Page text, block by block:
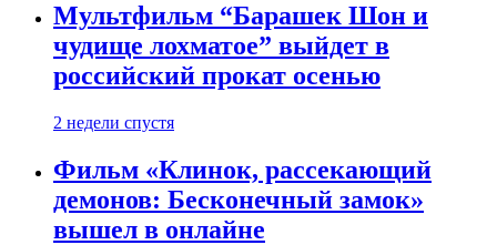
Мультфильм “Барашек Шон и
чудище лохматое” выйдет в
российский прокат осенью
2 недели спустя
Фильм «Клинок, рассекающий
демонов: Бесконечный замок»
вышел в онлайне